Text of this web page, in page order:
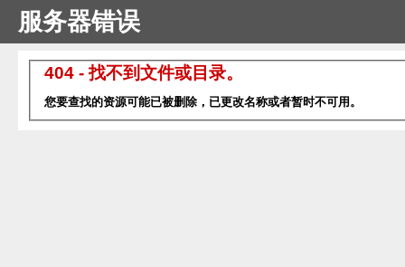
服务器错误
404 - 找不到文件或目录。
您要查找的资源可能已被删除，已更改名称或者暂时不可用。